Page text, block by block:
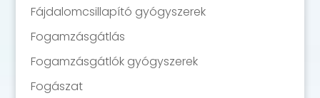
Fájdalomcsillapító gyógyszerek
Fogamzásgátlás
Fogamzásgátlók gyógyszerek
Fogászat